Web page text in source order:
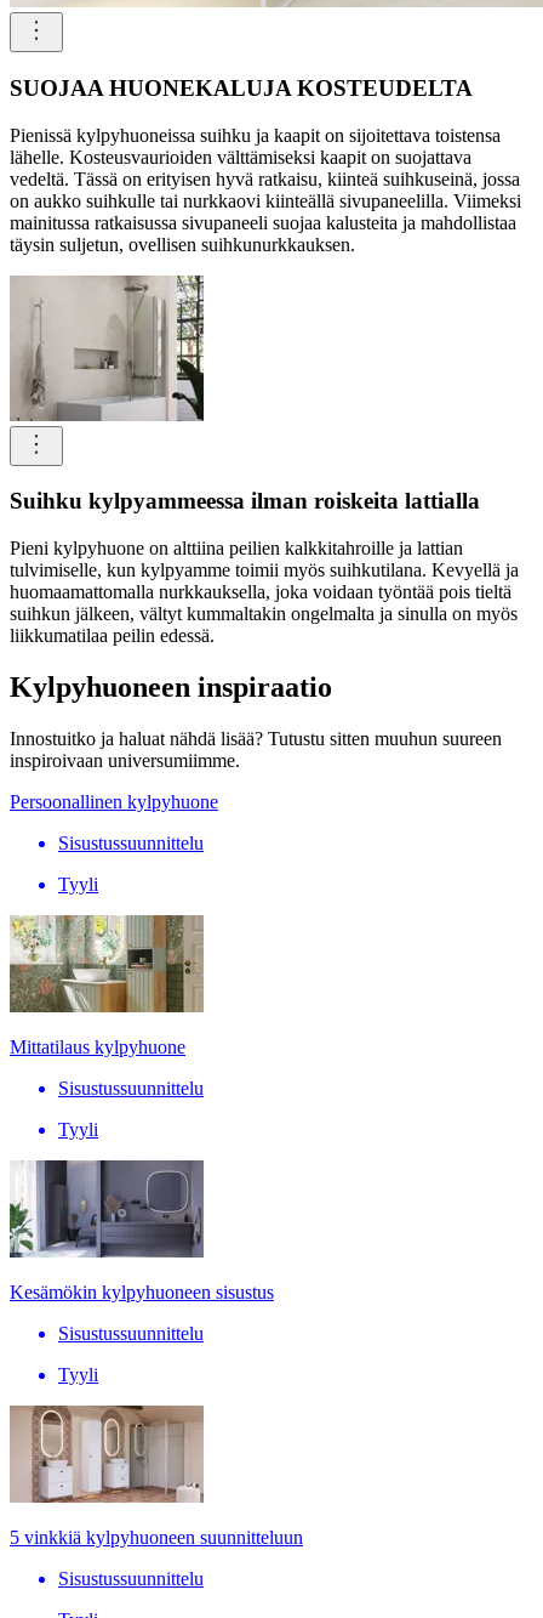
SUOJAA HUONEKALUJA KOSTEUDELTA
Pienissä kylpyhuoneissa suihku ja kaapit on sijoitettava toistensa
lähelle. Kosteusvaurioiden välttämiseksi kaapit on suojattava
vedeltä. Tässä on erityisen hyvä ratkaisu, kiinteä suihkuseinä, jossa
on aukko suihkulle tai nurkkaovi kiinteällä sivupaneelilla. Viimeksi
mainitussa ratkaisussa sivupaneeli suojaa kalusteita ja mahdollistaa
täysin suljetun, ovellisen suihkunurkkauksen.
Suihku kylpyammeessa ilman roiskeita lattialla
Pieni kylpyhuone on alttiina peilien kalkkitahroille ja lattian
tulvimiselle, kun kylpyamme toimii myös suihkutilana. Kevyellä ja
huomaamattomalla nurkkauksella, joka voidaan työntää pois tieltä
suihkun jälkeen, vältyt kummaltakin ongelmalta ja sinulla on myös
liikkumatilaa peilin edessä.
Kylpyhuoneen inspiraatio
Innostuitko ja haluat nähdä lisää? Tutustu sitten muuhun suureen
inspiroivaan universumiimme.
Persoonallinen kylpyhuone
Sisustussuunnittelu
Tyyli
Mittatilaus kylpyhuone
Sisustussuunnittelu
Tyyli
Kesämökin kylpyhuoneen sisustus
Sisustussuunnittelu
Tyyli
5 vinkkiä kylpyhuoneen suunnitteluun
Sisustussuunnittelu